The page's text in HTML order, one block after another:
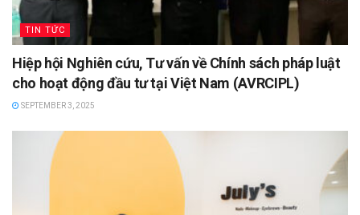
TIN TỨC
Hiệp hội Nghiên cứu, Tư vấn về Chính sách pháp luật
cho hoạt động đầu tư tại Việt Nam (AVRCIPL)
SEPTEMBER 3, 2025